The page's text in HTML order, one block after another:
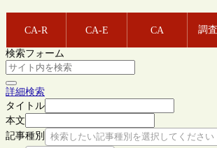
CA-R CA-E CA 調
検索フォーム
詳細検索
タイトル
本文
記事種別
検索したい記事種別を選択してください